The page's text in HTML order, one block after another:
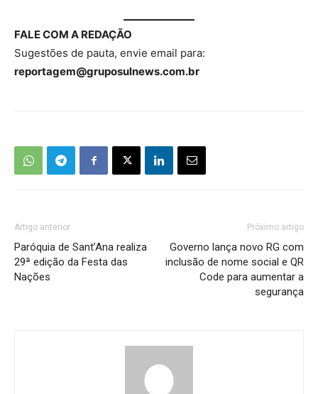
FALE COM A REDAÇÃO
Sugestões de pauta, envie email para:
reportagem@gruposulnews.com.br
Artigo anterior
Paróquia de Sant’Ana realiza
29ª edição da Festa das
Nações
Próximo artigo
Governo lança novo RG com
inclusão de nome social e QR
Code para aumentar a
segurança